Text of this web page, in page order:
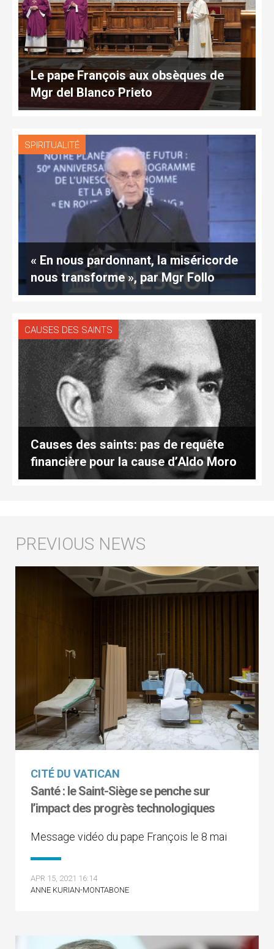
Le pape François aux obsèques de
Mgr del Blanco Prieto
SPIRITUALITÉ
« En nous pardonnant, la miséricorde
nous transforme », par Mgr Follo
CAUSES DES SAINTS
Causes des saints: pas de requête
financière pour la cause d’Aldo Moro
CITÉ DU VATICAN
Santé : le Saint-Siège se penche sur
l’impact des progrès technologiques
Message vidéo du pape François le 8 mai
APR 15, 2021 16:14
ANNE KURIAN-MONTABONE